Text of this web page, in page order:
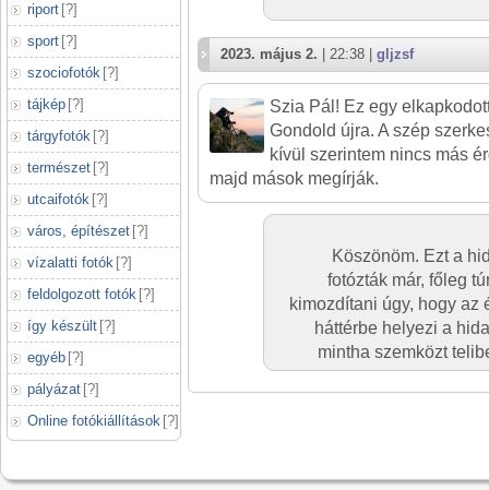
riport [?]
sport [?]
szociofotók [?]
tájkép [?]
tárgyfotók [?]
természet [?]
utcaifotók [?]
város, építészet [?]
vízalatti fotók [?]
feldolgozott fotók [?]
így készült [?]
egyéb [?]
pályázat [?]
Online fotókiállítások [?]
2023. május 2. | 22:38 | gljzsf
Szia Pál! Ez egy
Gondold újra. A szép
kívül szerintem nincs más
majd mások megírják.
Köszönöm. Ezt a
fotózták már, főleg
kimozdítani úgy, hogy az
háttérbe helyezi a
mintha szemközt